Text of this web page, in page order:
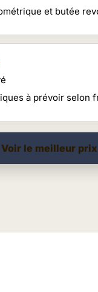
et butée
à prévoir selon
Voir le meilleur prix